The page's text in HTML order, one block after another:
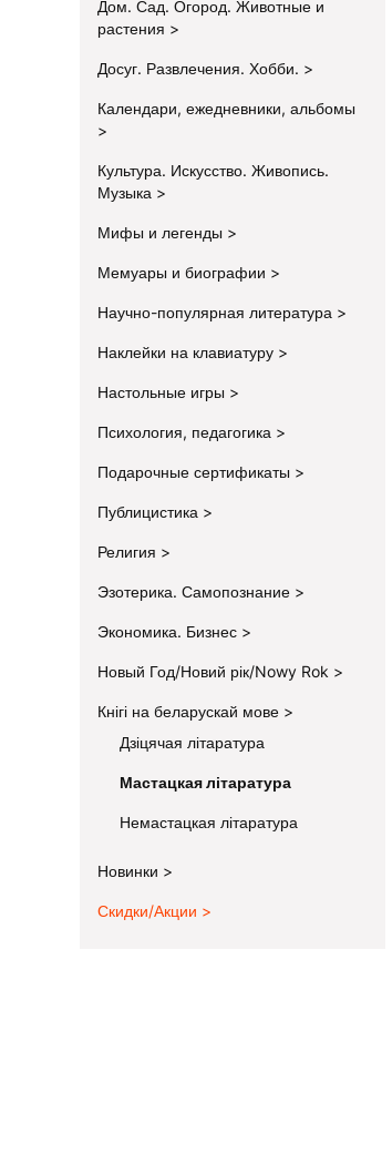
Дом. Сад. Огород. Животные и
растения
Досуг. Развлечения. Хобби.
Календари, ежедневники, альбомы
Культура. Искусство. Живопись.
Музыка
Мифы и легенды
Мемуары и биографии
Научно-популярная литература
Наклейки на клавиатуру
Настольные игры
Психология, педагогика
Подарочные сертификаты
Публицистика
Религия
Эзотерика. Самопознание
Экономика. Бизнес
Новый Год/Новий рік/Nowy Rok
Кнігі на беларускай мове
Дзіцячая літаратура
Мастацкая літаратура
Немастацкая літаратура
Новинки
Скидки/Акции